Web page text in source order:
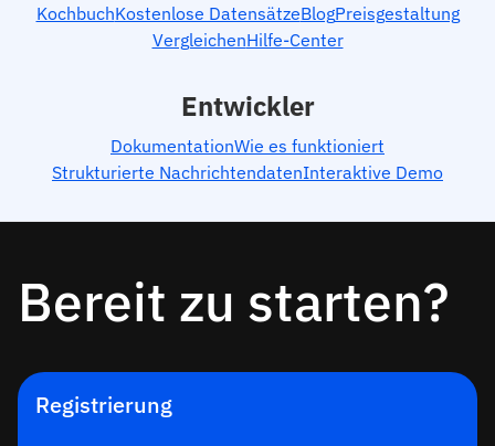
KochbuchKostenlose DatensätzeBlogPreisgestaltung
VergleichenHilfe-Center
Entwickler
DokumentationWie es funktioniert
Strukturierte NachrichtendatenInteraktive Demo
Bereit zu starten?
Registrierung